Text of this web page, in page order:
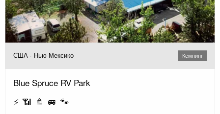
США · Нью-Мексико Кемпинг
Blue Spruce RV Park
⚡ 📶 🚿 🚐 🐾